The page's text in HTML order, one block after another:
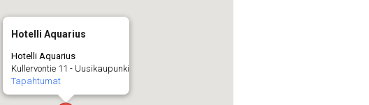
Hotelli Aquarius
Hotelli Aquarius
Kullervontie 11 - Uusikaupunki
Tapahtumat